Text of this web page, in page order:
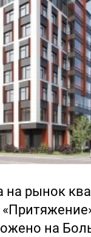
на рынок
на